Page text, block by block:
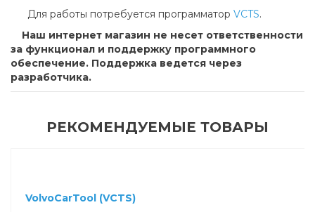
Для работы потребуется программатор VCTS.
Наш интернет магазин не несет ответственности
за функционал и поддержку программного
обеспечение. Поддержка ведется через
разработчика.
РЕКОМЕНДУЕМЫЕ ТОВАРЫ
VolvoCarTool (VCTS)